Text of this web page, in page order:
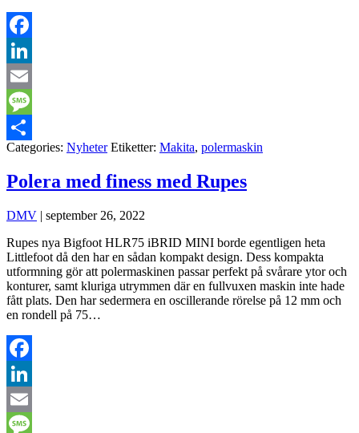
Facebook
LinkedIn
Email
Message
Dela
Categories: Nyheter Etiketter: Makita, polermaskin
Polera med finess med Rupes
DMV | september 26, 2022
Rupes nya Bigfoot HLR75 iBRID MINI borde egentligen heta
Littlefoot då den har en sådan kompakt design. Dess kompakta
utformning gör att polermaskinen passar perfekt på svårare ytor och
konturer, samt kluriga utrymmen där en fullvuxen maskin inte hade
fått plats. Den har sedermera en oscillerande rörelse på 12 mm och
en rondell på 75…
Facebook
LinkedIn
Email